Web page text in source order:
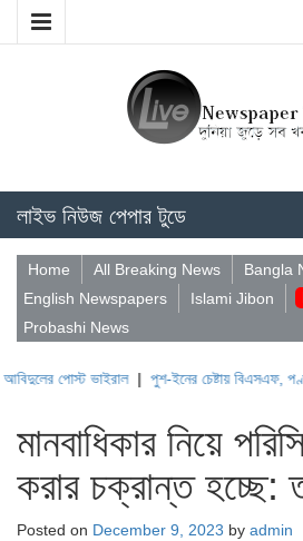
লাইভ নিউজ পেপার টুডে
Home All Breaking News
Bangla
English Newspapers
Islami Jibon
Probashi News
পোস্ট ভাইরাল|পুশ-ইনের চেষ্টায় বিএসএফ, পণ্ড করছে
মানবাধিকার নিয়ে
করার চক্রান্ত হচ্ছে:
Posted on December 9, 2023 by admin